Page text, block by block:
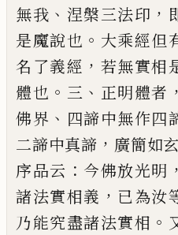
無我 、 涅槃三法印 ，
是魔說也 。 大乘經但
名了義經 ， 若無實相
體也 。 三 、 正明體者 ，
佛界 、 四諦中無作四
二諦中真諦 ， 廣簡如
序品云 ： 今佛放光明 ，
諸法實相義 ， 已為汝
乃能究盡諸法實相 。